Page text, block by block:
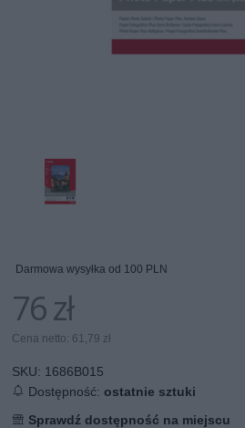
Darmowa wysyłka od 100 PLN
76 zł
Cena netto: 61,79 zł
SKU: 1686B015
Dostępność:ostatnie sztuki
Sprawdź dostępność na miejscu